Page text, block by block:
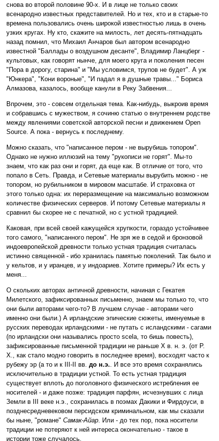
снова во второй половине 90-х. И в лице не только своих
всенародно известных представителей. Но и тех, кто и в старые-то
времена пользовались очень широкой известностью лишь в очень
узких кругах. Ну кто, скажите на милость, лет десять-пятнадцать
назад помнил, что Михаил Анчаров был автором всенародно
известной "Баллады о воздушном десанте", Владимир Ланцберг -
культовых, как говорят нынче, для моего круга и поколения песен
"Пора в дорогу, старина" и "Мы условимся, трупов не будет". А уж
"Юнкера", "Кони вороные", "И падал я в душные травы..." Бориса
Алмазова, казалось, вообще канули в Реку Забвения...
Впрочем, это - совсем отдельная тема. Как-нибудь, выкроив время
и собравшись с мужеством, я сочиню статью о внутреннем родстве
между явлениями советской авторской песни и движением Open
Source. А пока - вернусь к последнему.
Можно сказать, что "написанное пером - не вырубишь топором".
Однако не нужно иллюзий на тему "рукописи не горят". Мы-то
знаем, что как раз они и горят, да еще как. В отличие от того, что
попало в Сеть. Правда, и Сетевые материалы вырубить можно - не
топором, но рубильником в мировом масштабе. И страховка от
этого только одна: их переразмещение на максимально возможном
количестве физических серверов. И потому Сетевые материалы я
сравнил бы скорее не с печатной, но с устной традицией.
Каковая, при всей своей кажущейся хрупкости, гораздо устойчивее
того самого, "написанного пером". Не зря же в седой и бронзовой
индоевропейской древности только устная традиция считалась
истинно священной - ибо хранилась памятью поколений. Так было и
у кельтов, и у иранцев, и у индоариев. Хотите примеры? Их есть у
меня...
О скольких авторах античной древности, начиная с Гекатея
Милетского, зафиксированных письменно, знаем мы только то, что
они были авторами чего-то? В лучшем случае - авторами чего
именно они были.) А ирландские эпические сюжеты, именуемые в
русских переводах ирландскими - не путать с исландскими - сагами
(по ирландски они назывались просто scela, то бишь повесть),
зафиксированные письменной традиции не раньше X в. н. э. (от Р.
Х., как стало модно говорить в последнее время), восходят часто к
рубежу эр (а то и к III-II вв. до н.э.. И все это время сохранялись
исключительно в традиции устной. То есть устная традиция
существует вплоть до поголовного физического истребления ее
носителей - и даже позже: традиция парфян, исчезнувших с лица
Земли в III веке н.э., сохранилась в поэмах Дакики и Фирдоуси, в
позднесредневековом персидском криминальном, как мы сказали
бы ныне, "романе" Самак-Айар. Или - до тех пор, пока носители
традиции не потеряют к ней интереса окончательно - такое в
истории тоже случалось.